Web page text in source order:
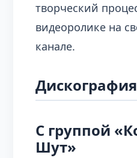
творческий
видеоролике на
канале.
Дискография
С группой
Шут»